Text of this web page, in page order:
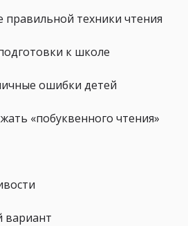
техники чтения
к школе
ошибки детей
«побуквенного чтения»
вариант